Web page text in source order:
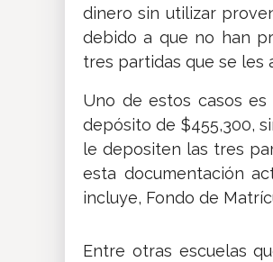
dinero sin utilizar
debido a que no han
tres partidas que se les
Uno de estos casos es
depósito de $455,300,
le depositen las tres
esta documentación
incluye, Fondo de
Entre otras escuelas